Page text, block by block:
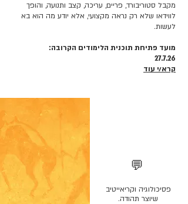
מקבל סטוריבורד, פריים, עריכה, קצב ותנועה, והופך
לווידאו שלא רק נראה מקצועי, אלא יודע מה הוא בא
לעשות.
מועד פתיחת תוכנית הלימודים הקרובה:
27.7.26
קרא/י עוד
💬
פסיכולוגיה וקריאייטיב
שיוצר תהודה.